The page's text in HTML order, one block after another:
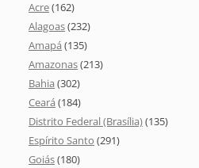
Acre(162)
Alagoas(232)
Amapá (135)
Amazonas(213)
Bahia (302)
Ceará (184)
Distrito Federal (Brasília)(135)
Espírito Santo (291)
Goiás(180)